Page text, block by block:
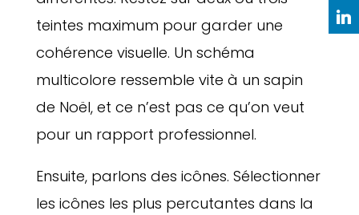
teintes maximum pour garder une
cohérence visuelle. Un schéma
multicolore ressemble vite à un sapin
de Noël, et ce n’est pas ce qu’on veut
pour un rapport professionnel.
Ensuite, parlons des icônes. Sélectionner
les icônes les plus percutantes dans la